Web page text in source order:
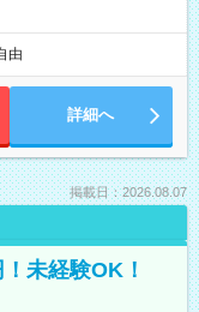
由
詳細へ
掲載日：2026.08.07
未経験OK！